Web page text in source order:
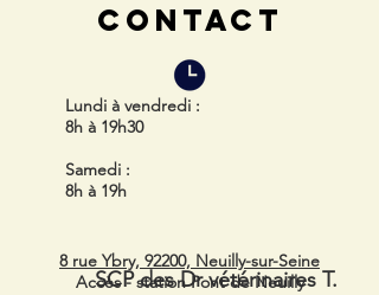
CONTACT
Lundi à vendredi :
8h à 19h30
Samedi :
8h à 19h
SCP des Dr vétérinaires T.
8 rue Ybry, 92200, Neuilly-sur-Seine
Accès - station Pont de Neuilly